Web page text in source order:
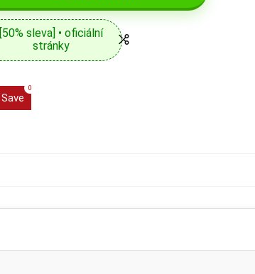
[50% sleva] • oficiální
stránky
Save
0